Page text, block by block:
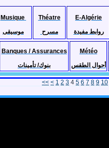
Musique
موسيقى
Théatre
مسرح
E-Algérie
روابط مفيدة
Banques / Assurances
بنوك/ تأمينات
Météo
أحوال الطقس
<< < 1 2 3 4 5 6 7 8 9 10